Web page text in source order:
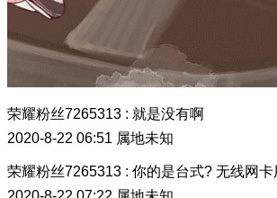
荣耀粉丝7265313 : 就是没有啊
2020-8-22 06:51 属地未知
荣耀粉丝7265313 : 你的是台式? 无线网卡